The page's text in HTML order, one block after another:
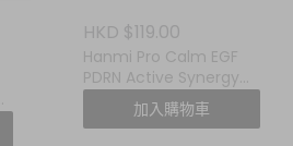
HKD $119.00
Hanmi Pro Calm EGF
PDRN Active Synergy
Mask (一盒五塊)
加入購物車